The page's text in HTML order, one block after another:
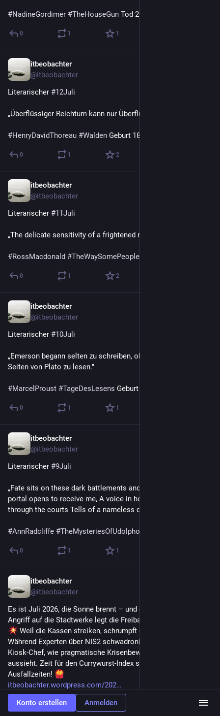
#NadineGordimer #TheHouseGun Tod 2014
0 1 1
itbeobachter
@itbeobachter
Literarischer #12Juli
„Überflüssiger Reichtum kann nur Überflüssiges erkaufen.“
#HenryDavidThoreau #Walden Geburt 1817
0 1 2
itbeobachter
@itbeobachter
Literarischer #11Juli
„The delicate sensitivity of a frightened rattlesnake.”
#RossMacdonald #TheWaySomePeopleDie
0 1 2
itbeobachter
@itbeobachter
Literarischer #10Juli
„Emerson begann selten zu schreiben, ohne vorher ein paar
Seiten von Plato zu lesen."
#MarcelProust #TageDesLesens Geburt 1871
0 1 1
itbeobachter
@itbeobachter
Literarischer #9Juli
„Fate sits on these dark battlements and frowns, And as the
portal opens to receive me, A voice in hollow murmurs
through the courts Tells of a nameless deed.”
#AnnRadcliffe #TheMysteriesOfUdolpho
0 1 1
itbeobachter
@itbeobachter
Es ist Juli 2026, die Sonne brennt – und ein Ransomware
Angriff auf die Stadtwerke legt die Freibad-Pommes lahm!
Weil die Kassen streiken, schrumpft die Speisekarte.
Während Experten über NIS2 schwadronieren, zeigt uns der
Kiosk-Chef, wie pragmatische Krisenbewältigung wirklich
aussieht. Zeit für den Currywurst-Index statt abstrakter
Ausfallzeiten!
itbeobachter.wordpress.com/202
Konto erstellen Anmelden